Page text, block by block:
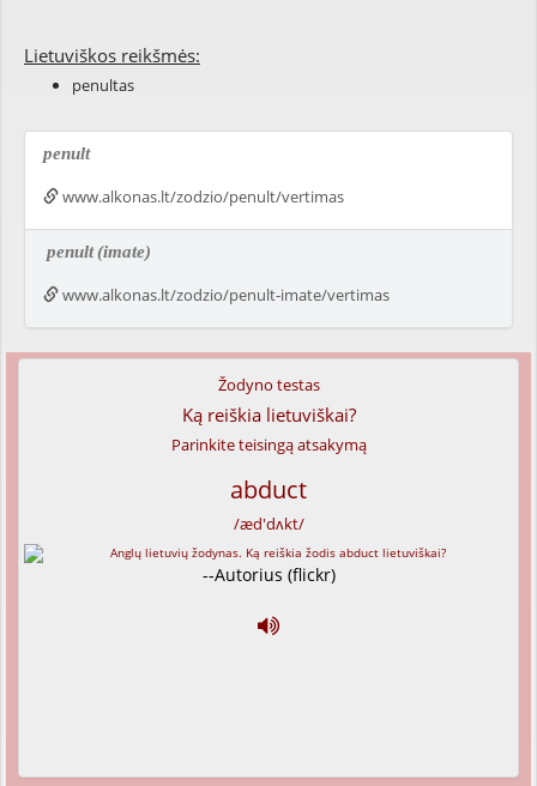
Lietuviškos reikšmės:
penultas
penult
www.alkonas.lt/zodzio/penult/vertimas
penult(imate)
www.alkonas.lt/zodzio/penult-imate/vertimas
Žodyno testas
Ką reiškia lietuviškai?
Parinkite teisingą atsakymą
abduct
/æd'dʌkt/
--Autorius (flickr)